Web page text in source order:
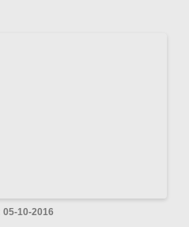
05-10-2016